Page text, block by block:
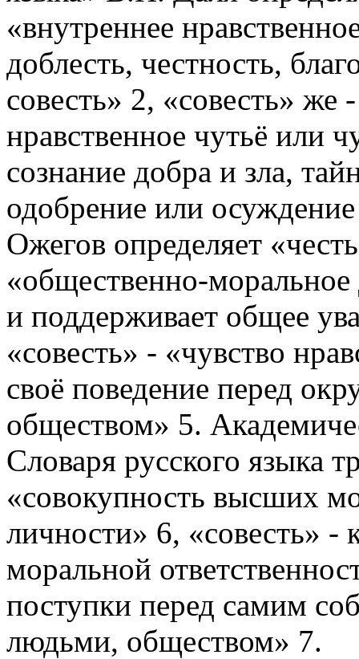
«внутреннее
доблесть, честность,
совесть» 2, «совесть» же
нравственное чутьё или
сознание добра и зла,
одобрение или
Ожегов определяет
«общественно-моральное
и поддерживает общее
«совесть» - «чувство
своё поведение перед
обществом» 5.
Словаря русского языка
«совокупность высших
личности» 6, «совесть» -
моральной
поступки перед самим
людьми, обществом» 7.